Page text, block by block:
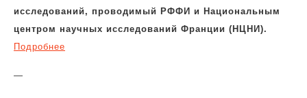
исследований, проводимый РФФИ и Национальным
центром научных исследований Франции (НЦНИ).
Подробнее
—